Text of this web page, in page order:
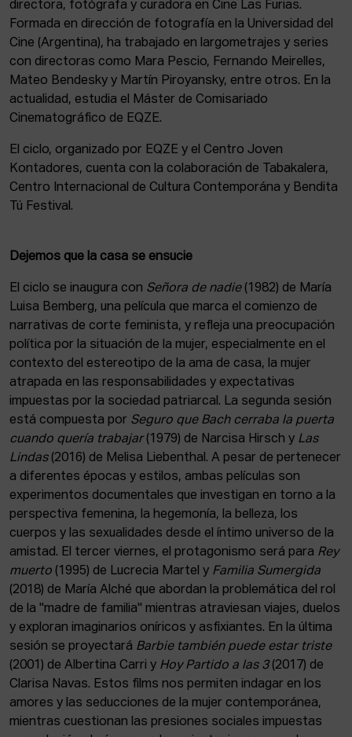
directora, fotógrafa y curadora en Cine Las Furias.
Formada en dirección de fotografía en la Universidad del
Cine (Argentina), ha trabajado en largometrajes y series
con directoras como Mara Pescio, Fernando Meirelles,
Mateo Bendesky y Martín Piroyansky, entre otros. En la
actualidad, estudia el Máster de Comisariado
Cinematográfico de EQZE.
El ciclo, organizado por EQZE y el Centro Joven
Kontadores, cuenta con la colaboración de Tabakalera,
Centro Internacional de Cultura Contemporána y Bendita
Tú Festival.
Dejemos que la casa se ensucie
El ciclo se inaugura con Señora de nadie(1982) de María
Luisa Bemberg, una película que marca el comienzo de
narrativas de corte feminista, y refleja una preocupación
política por la situación de la mujer, especialmente en el
contexto del estereotipo de la ama de casa, la mujer
atrapada en las responsabilidades y expectativas
impuestas por la sociedad patriarcal. La segunda sesión
está compuesta por Seguro que Bach cerraba la puerta
cuando quería trabajar(1979) de Narcisa Hirsch y Las
Lindas(2016) de Melisa Liebenthal. A pesar de pertenecer
a diferentes épocas y estilos, ambas películas son
experimentos documentales que investigan en torno a la
perspectiva femenina, la hegemonía, la belleza, los
cuerpos y las sexualidades desde el íntimo universo de la
amistad. El tercer viernes, el protagonismo será para Rey
muerto (1995) de Lucrecia Martel y Familia Sumergida
(2018) de María Alché que abordan la problemática del rol
de la "madre de familia" mientras atraviesan viajes, duelos
y exploran imaginarios oníricos y asfixiantes. En la última
sesión se proyectará Barbie también puede estar triste
(2001) de Albertina Carri y Hoy Partido a las 3(2017) de
Clarisa Navas. Estos films nos permiten indagar en los
amores y las seducciones de la mujer contemporánea,
mientras cuestionan las presiones sociales impuestas